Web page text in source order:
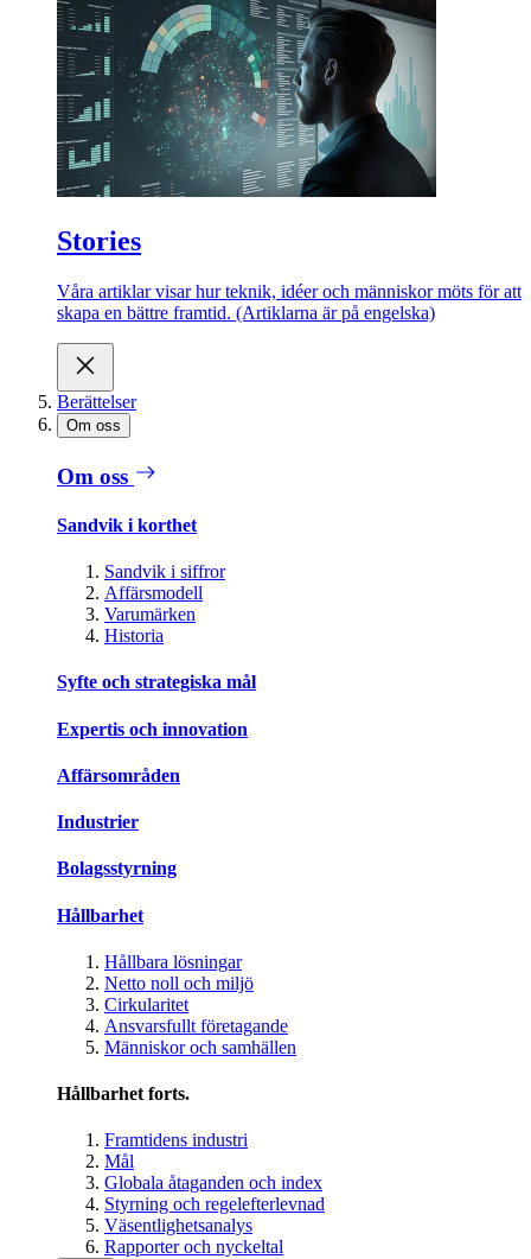
Stories
Våra artiklar visar hur teknik, idéer och människor möts för att
skapa en bättre framtid. (Artiklarna är på engelska)
Berättelser
Om oss
Om oss
Sandvik i korthet
Sandvik i siffror
Affärsmodell
Varumärken
Historia
Syfte och strategiska mål
Expertis och innovation
Affärsområden
Industrier
Bolagsstyrning
Hållbarhet
Hållbara lösningar
Netto noll och miljö
Cirkularitet
Ansvarsfullt företagande
Människor och samhällen
Hållbarhet forts.
Framtidens industri
Mål
Globala åtaganden och index
Styrning och regelefterlevnad
Väsentlighetsanalys
Rapporter och nyckeltal